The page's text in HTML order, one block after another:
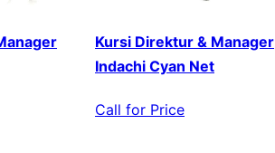
Kursi Direktur & Manager
Indachi Cyan Net
Call for Price